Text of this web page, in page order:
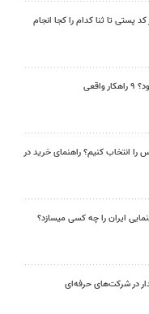
پستی تا ثنا کدام را کجا انجام
را انتخاب کنیم؟ راهنمای خرید در
ایران را چه کسی میسازد؟
در شرکت‌های حرفه‌ای